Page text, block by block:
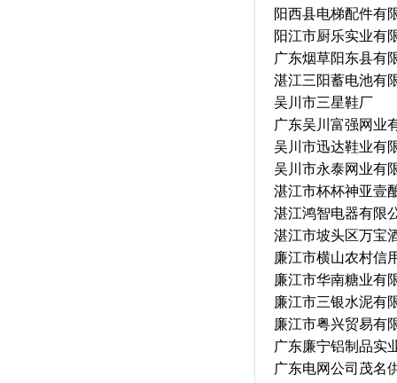
阳西县电梯配件有
阳江市厨乐实业有
广东烟草阳东县有
湛江三阳蓄电池有
吴川市三星鞋厂
广东吴川富强网业
吴川市迅达鞋业有
吴川市永泰网业有
湛江市杯杯神亚壹
湛江鸿智电器有限
湛江市坡头区万宝
廉江市横山农村信
廉江市华南糖业有
廉江市三银水泥有
廉江市粤兴贸易有
广东廉宁铝制品实
广东电网公司茂名